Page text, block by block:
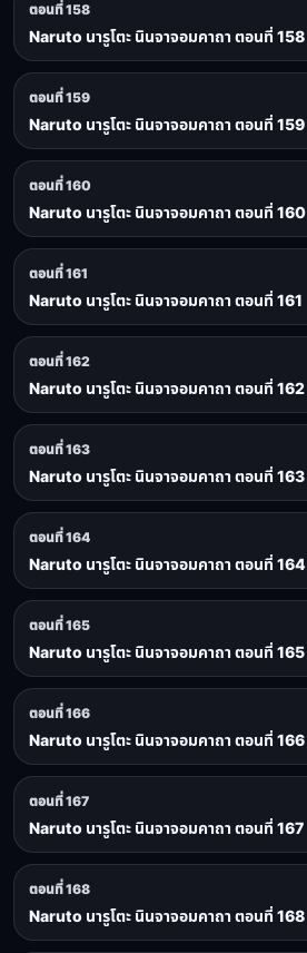
ตอนที่ 158
Naruto นารูโตะ นินจาจอมคาถา ตอนที่ 158
ตอนที่ 159
Naruto นารูโตะ นินจาจอมคาถา ตอนที่ 159
ตอนที่ 160
Naruto นารูโตะ นินจาจอมคาถา ตอนที่ 160
ตอนที่ 161
Naruto นารูโตะ นินจาจอมคาถา ตอนที่ 161
ตอนที่ 162
Naruto นารูโตะ นินจาจอมคาถา ตอนที่ 162
ตอนที่ 163
Naruto นารูโตะ นินจาจอมคาถา ตอนที่ 163
ตอนที่ 164
Naruto นารูโตะ นินจาจอมคาถา ตอนที่ 164
ตอนที่ 165
Naruto นารูโตะ นินจาจอมคาถา ตอนที่ 165
ตอนที่ 166
Naruto นารูโตะ นินจาจอมคาถา ตอนที่ 166
ตอนที่ 167
Naruto นารูโตะ นินจาจอมคาถา ตอนที่ 167
ตอนที่ 168
Naruto นารูโตะ นินจาจอมคาถา ตอนที่ 168